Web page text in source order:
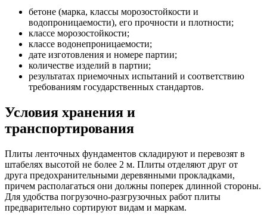
бетоне (марка, классы морозостойкости и
водопроницаемости), его прочности и плотности;
классе морозостойкости;
классе водонепроницаемости;
дате изготовления и номере партии;
количестве изделий в партии;
результатах приемочных испытаний и соответствию
требованиям государственных стандартов.
Условия хранения и
транспортирования
Плиты ленточных фундаментов складируют и перевозят в
штабелях высотой не более 2 м. Плиты отделяют друг от
друга предохранительными деревянными прокладками,
причем располагаться они должны поперек длинной стороны.
Для удобства погрузочно-разгрузочных работ плиты
предварительно сортируют видам и маркам.